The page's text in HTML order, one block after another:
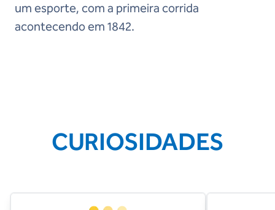
um esporte, com a primeira corrida
acontecendo em 1842.
CURIOSIDADES